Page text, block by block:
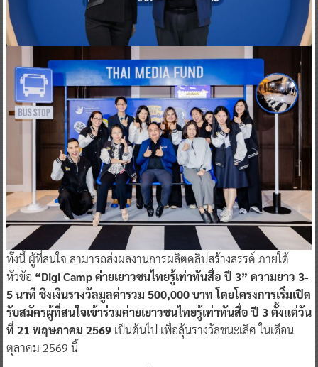
ทั้งนี้ ผู้ที่สนใจ สามารถส่งผลงานการผลิตคลิปสร้างสรรค์ ภายใต้
หัวข้อ “Digi Camp ค่ายเยาวชนไทยรู้เท่าทันสื่อ ปี 3” ความยาว 3-
5 นาที ชิงเงินรางวัลมูลค่ารวม 500,000 บาท โดยโครงการเริ่มเปิด
รับสมัครผู้ที่สนใจเข้าร่วมค่ายเยาวชนไทยรู้เท่าทันสื่อ ปี 3 ตั้งแต่วัน
ที่ 21 พฤษภาคม 2569 เป็นต้นไป เพื่อลุ้นรางวัลชนะเลิศ ในเดือน
ตุลาคม 2569 นี้